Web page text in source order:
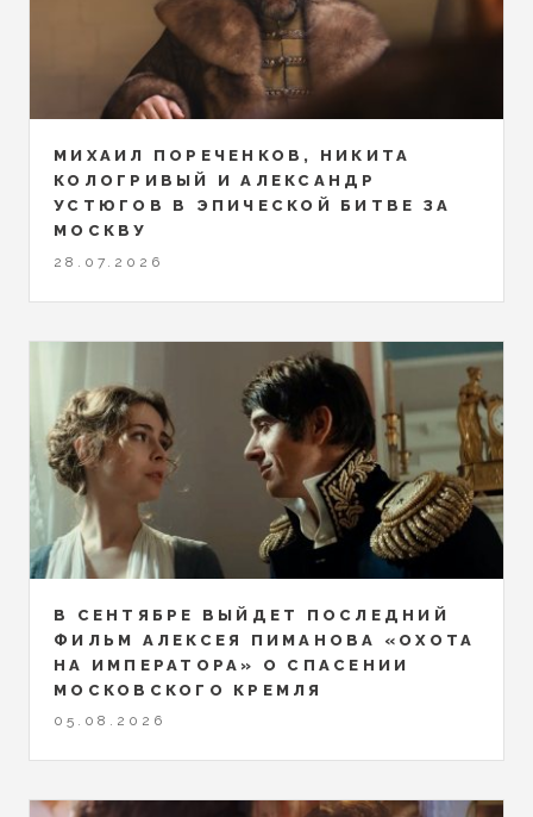
МИХАИЛ ПОРЕЧЕНКОВ, НИКИТА
КОЛОГРИВЫЙ И АЛЕКСАНДР
УСТЮГОВ В ЭПИЧЕСКОЙ БИТВЕ ЗА
МОСКВУ
28.07.2026
В СЕНТЯБРЕ ВЫЙДЕТ ПОСЛЕДНИЙ
ФИЛЬМ АЛЕКСЕЯ ПИМАНОВА «ОХОТА
НА ИМПЕРАТОРА» О СПАСЕНИИ
МОСКОВСКОГО КРЕМЛЯ
05.08.2026